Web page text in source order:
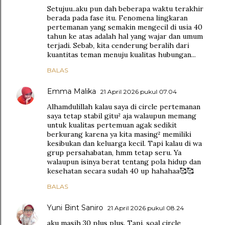
Setujuu..aku pun dah beberapa waktu terakhir
berada pada fase itu. Fenomena lingkaran
pertemanan yang semakin mengecil di usia 40
tahun ke atas adalah hal yang wajar dan umum
terjadi. Sebab, kita cenderung beralih dari
kuantitas teman menuju kualitas hubungan...
BALAS
Emma Malika 21 April 2026 pukul 07.04
Alhamdulillah kalau saya di circle pertemanan
saya tetap stabil gitu² aja walaupun memang
untuk kualitas pertemuan agak sedikit
berkurang karena ya kita masing² memiliki
kesibukan dan keluarga kecil. Tapi kalau di wa
grup persahabatan, hmm tetap seru. Ya
walaupun isinya berat tentang pola hidup dan
kesehatan secara sudah 40 up hahahaa🥰🥰
BALAS
Yuni Bint Saniro 21 April 2026 pukul 08.24
aku masih 30 plus plus. Tapi, soal circle